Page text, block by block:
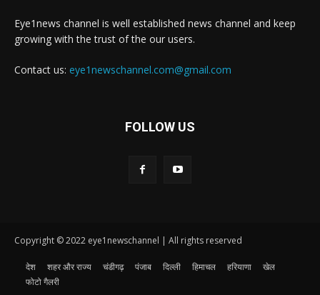
Eye1news channel is well established news channel and keep
growing with the trust of the our users.
Contact us: eye1newschannel.com@gmail.com
FOLLOW US
Copyright © 2022 eye1newschannel | All rights reserved
देश शहर और राज्य चंडीगढ़ पंजाब दिल्ली हिमाचल हरियाणा
खेल
फोटो गैलरी